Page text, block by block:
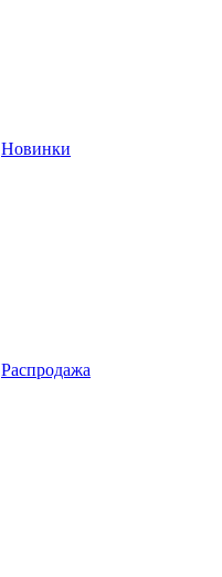
Новинки
Распродажа